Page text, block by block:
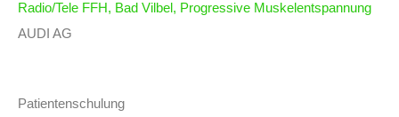
Radio/Tele FFH, Bad Vilbel, Progressive Muskelentspannung
AUDI AG
Patientenschulung